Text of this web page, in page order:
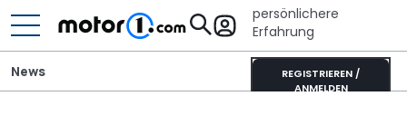
persönlichere
Erfahrung
REGISTRIEREN /
ANMELDEN
News